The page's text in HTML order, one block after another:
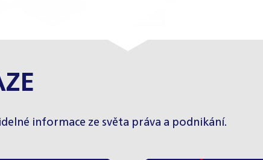
informace ze světa práva a podnikání.